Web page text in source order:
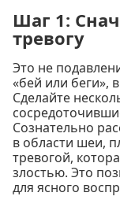
Шаг 1:
тревогу
Это не
«бей или беги»,
Сделайте
Сознательно
в области шеи,
тревогой,
злостью. Это
для ясного